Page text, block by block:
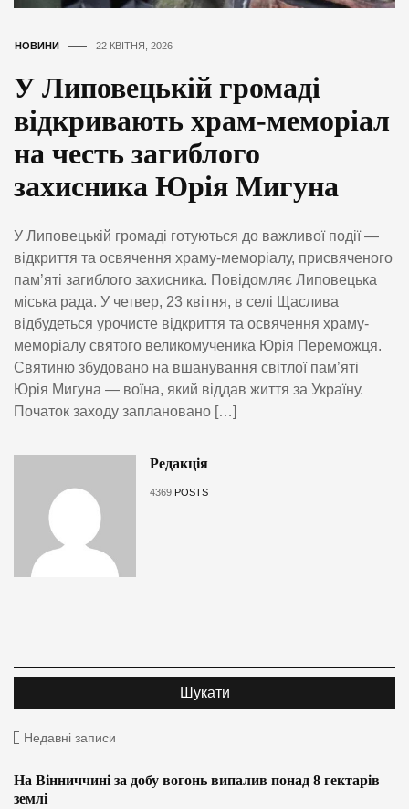
НОВИНИ 22 КВІТНЯ, 2026
У Липовецькій громаді
відкривають храм-меморіал
на честь загиблого
захисника Юрія Мигуна
У Липовецькій громаді готуються до важливої події —
відкриття та освячення храму-меморіалу, присвяченого
пам’яті загиблого захисника. Повідомляє Липовецька
міська рада. У четвер, 23 квітня, в селі Щаслива
відбудеться урочисте відкриття та освячення храму-
меморіалу святого великомученика Юрія Переможця.
Святиню збудовано на вшанування світлої пам’яті
Юрія Мигуна — воїна, який віддав життя за Україну.
Початок заходу заплановано […]
Редакція
4369 POSTS
Недавні записи
На Вінниччині за добу вогонь випалив понад 8 гектарів
землі